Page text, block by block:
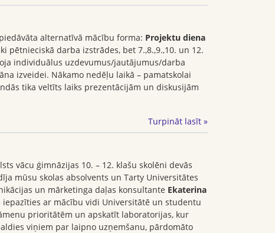
alternatīvā mācību forma: Projektu diena
pētnieciskā darba izstrādes, bet 7.,8.,9.,10. un 12.
individuālus uzdevumus/jautājumus/darba
izveidei. Nākamo nedēļu laikā – pamatskolai
tika veltīts laiks prezentācijām un diskusijām
Turpināt lasīt »
vācu ģimnāzijas 10. – 12. klašu skolēni devās
mūsu skolas absolvents un Tarty Universitātes
un mārketinga daļas konsultante Ekaterina
ar mācību vidi Universitātē un studentu
prioritātēm un apskatīt laboratorijas, kur
viņiem par laipno uzņemšanu, pārdomāto